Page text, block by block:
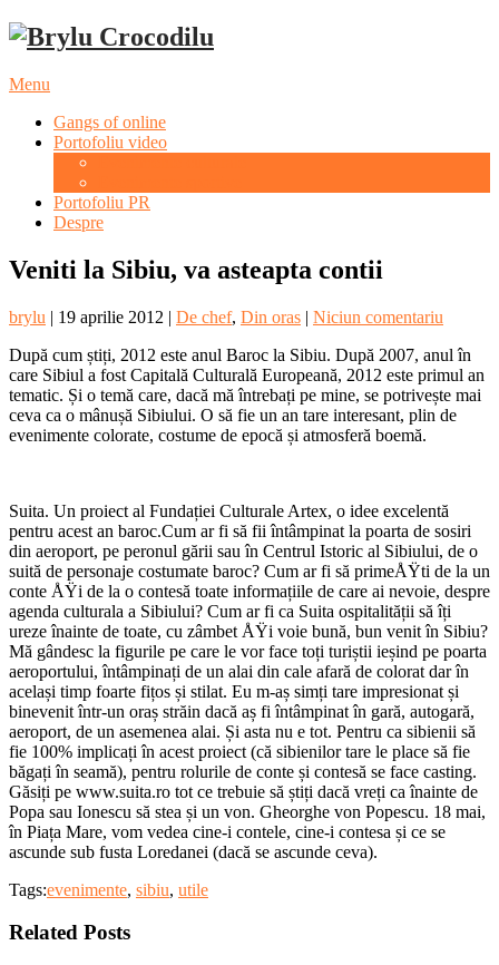
Menu
Gangs of online
Portofoliu video
Portofoliu PR
Despre
Veniti la Sibiu, va asteapta contii
brylu | 19 aprilie 2012 | De chef, Din oras | Niciun comentariu
După cum știți, 2012 este anul Baroc la Sibiu. După 2007, anul în
care Sibiul a fost Capitală Culturală Europeană, 2012 este primul an
tematic. Și o temă care, dacă mă întrebați pe mine, se potrivește mai
ceva ca o mânușă Sibiului. O să fie un an tare interesant, plin de
evenimente colorate, costume de epocă și atmosferă boemă.
Suita. Un proiect al Fundației Culturale Artex, o idee excelentă
pentru acest an baroc.Cum ar fi să fii întâmpinat la poarta de sosiri
din aeroport, pe peronul gării sau în Centrul Istoric al Sibiului, de o
suită de personaje costumate baroc? Cum ar fi să primeÅŸti de la un
conte ÅŸi de la o contesă toate informațiile de care ai nevoie, despre
agenda culturala a Sibiului? Cum ar fi ca Suita ospitalității să îți
ureze înainte de toate, cu zâmbet ÅŸi voie bună, bun venit în Sibiu?
Mă gândesc la figurile pe care le vor face toți turiștii ieșind pe poarta
aeroportului, întâmpinați de un alai din cale afară de colorat dar în
același timp foarte fițos și stilat. Eu m-aș simți tare impresionat și
binevenit într-un oraș străin dacă aș fi întâmpinat în gară, autogară,
aeroport, de un asemenea alai. Și asta nu e tot. Pentru ca sibienii să
fie 100% implicați în acest proiect (că sibienilor tare le place să fie
băgați în seamă), pentru rolurile de conte și contesă se face casting.
Găsiți pe www.suita.ro tot ce trebuie să știți dacă vreți ca înainte de
Popa sau Ionescu să stea și un von. Gheorghe von Popescu. 18 mai,
în Piața Mare, vom vedea cine-i contele, cine-i contesa și ce se
ascunde sub fusta Loredanei (dacă se ascunde ceva).
Tags:evenimente, sibiu, utile
Related Posts